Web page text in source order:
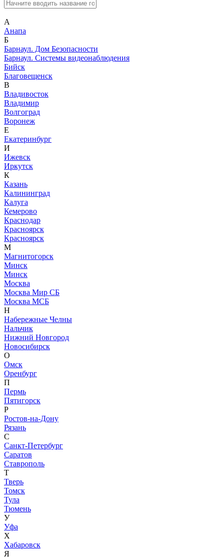
А
Анапа
Б
Барнаул. Дом Безопасности
Барнаул. Системы видеонаблюдения
Бийск
Благовещенск
В
Владивосток
Владимир
Волгоград
Воронеж
Е
Екатеринбург
И
Ижевск
Иркутск
К
Казань
Калининград
Калуга
Кемерово
Краснодар
Красноярск
Красноярск
М
Магнитогорск
Минск
Минск
Москва
Москва Мир СБ
Москва МСБ
Н
Набережные Челны
Нальчик
Нижний Новгород
Новосибирск
О
Омск
Оренбург
П
Пермь
Пятигорск
Р
Ростов-на-Дону
Рязань
С
Санкт-Петербург
Саратов
Ставрополь
Т
Тверь
Томск
Тула
Тюмень
У
Уфа
Х
Хабаровск
Я